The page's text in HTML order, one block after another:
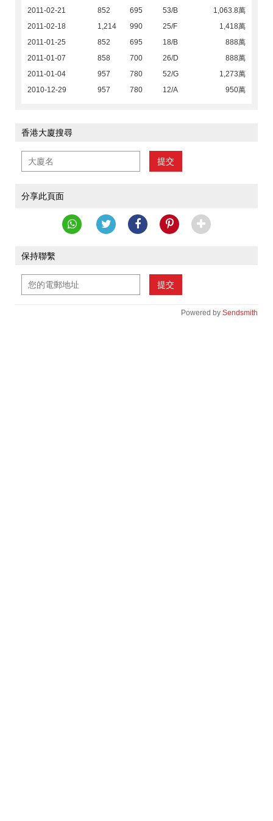
2011-02-21 852 695 53/B
1,063.8萬
2011-02-18
1,214 990 25/F
1,418萬
2011-01-25
852 695 18/B
888萬
2011-01-07
858 700 26/D
888萬
2011-01-04
957 780 52/G
1,273萬
2010-12-29
957 780 12/A 950萬
香港大廈搜尋
提交
分享此頁面
保持聯繫
提交
Powered by Sendsmith